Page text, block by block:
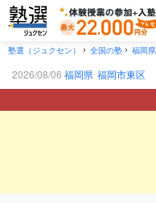
塾選（ジュクセン） 全国の塾 福岡
2026/08/06 福岡県 福岡市東区